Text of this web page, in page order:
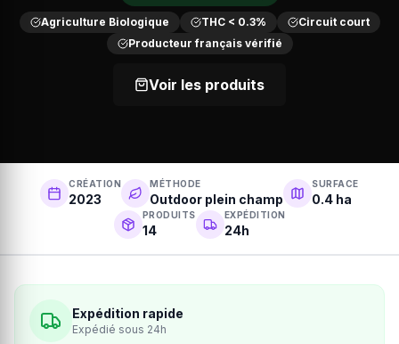
Agriculture Biologique THC < 0.3%
Circuit court
Producteur français vérifié
Voir les produits
CRÉATION
2023
MÉTHODE
Outdoor plein champ
SURFACE
0.4 ha
PRODUITS
14
EXPÉDITION
24h
Expédition rapide
Expédié sous 24h